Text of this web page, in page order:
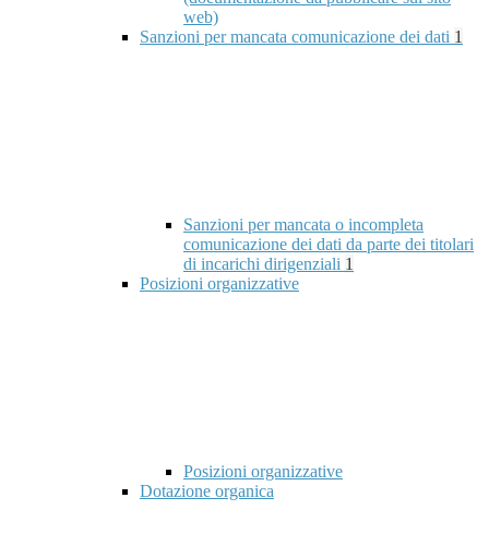
web)
Sanzioni per mancata comunicazione dei dati 1
Sanzioni per mancata o incompleta
comunicazione dei dati da parte dei titolari
di incarichi dirigenziali 1
Posizioni organizzative
Posizioni organizzative
Dotazione organica